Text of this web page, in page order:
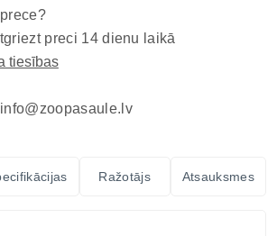
preci 14 dienu laikā
tiesības
info@zoopasaule.lv
Ražotājs Atsauksmes